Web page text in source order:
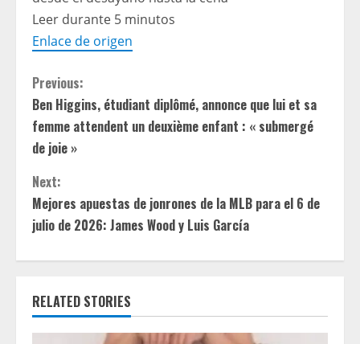
Leer durante 5 minutos
Enlace de origen
C
o
n
t
i
n
u
e
Previous:
Ben Higgins, étudiant diplômé, annonce que lui et sa
femme attendent un deuxième enfant : « submergé
de joie »
Next:
Mejores apuestas de jonrones de la MLB para el 6 de
julio de 2026: James Wood y Luis García
RELATED STORIES